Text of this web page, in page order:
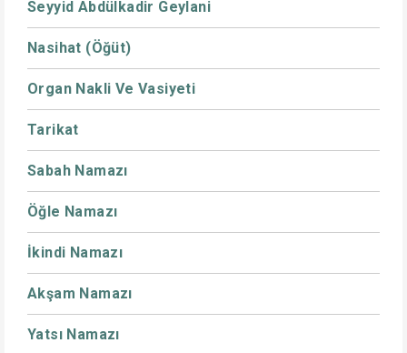
Seyyid Abdülkadir Geylani
Nasihat (Öğüt)
Organ Nakli Ve Vasiyeti
Tarikat
Sabah Namazı
Öğle Namazı
İkindi Namazı
Akşam Namazı
Yatsı Namazı